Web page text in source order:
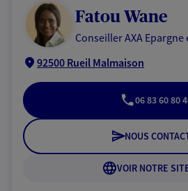
Fatou Wane
Conseiller AXA
92500 Rueil Malmaison
06 83 60 80
NOUS
VOIR NOTRE